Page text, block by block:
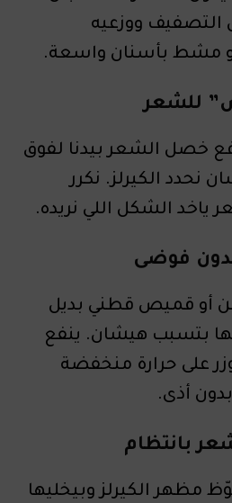
التصفيف ووزعيه
مشط بأسنان واسعة.
خصل الشعر بيدنا لفوق
الكيرلز. نكرر
ياخد الشكل اللي نريده.
أو قميص قطني بديل
بتسبب هيشان. ينفع
على حرارة منخفضة
أذى.
مظهر الكيرلز وبيخليها